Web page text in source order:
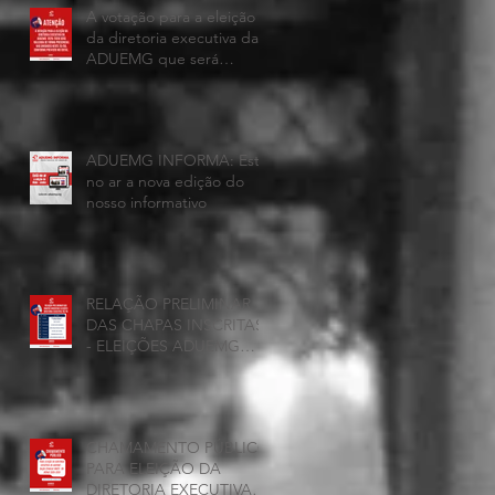
A votação para a eleição
da diretoria executiva da
ADUEMG que será
realizada hoje, 25 de
junho, será presencial nas
ADUEMG INFORMA: Esta
no ar a nova edição do
nosso informativo
RELAÇÃO PRELIMINAR
DAS CHAPAS INSCRITAS
- ELEIÇÕES ADUEMG
2026/2028
CHAMAMENTO PÚBLICO
PARA ELEIÇÃO DA
DIRETORIA EXECUTIVA